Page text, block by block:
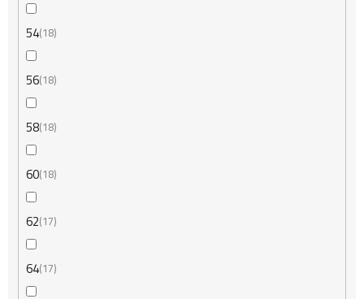
54 18
56 18
58 18
60 18
62 17
64 17